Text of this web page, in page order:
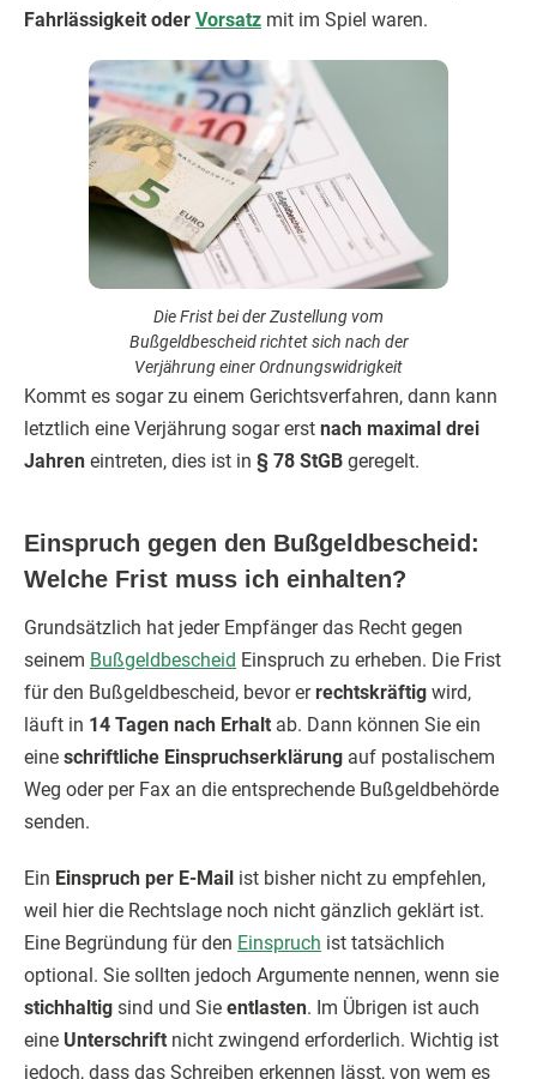
Fahrlässigkeit oder Vorsatz mit im Spiel waren.
Die Frist bei der Zustellung vom
Bußgeldbescheid richtet sich nach der
Verjährung einer Ordnungswidrigkeit
Kommt es sogar zu einem Gerichtsverfahren, dann kann
letztlich eine Verjährung sogar erst nach maximal drei
Jahren eintreten, dies ist in § 78 StGB geregelt.
Einspruch gegen den Bußgeldbescheid:
Welche Frist muss ich einhalten?
Grundsätzlich hat jeder Empfänger das Recht gegen
seinem Bußgeldbescheid Einspruch zu erheben. Die Frist
für den Bußgeldbescheid, bevor errechtskräftig wird,
läuft in 14 Tagen nach Erhalt ab. Dann können Sie ein
eine schriftliche Einspruchserklärung auf postalischem
Weg oder per Fax an die entsprechende Bußgeldbehörde
senden.
Ein Einspruch per E-Mail ist bisher nicht zu empfehlen,
weil hier die Rechtslage noch nicht gänzlich geklärt ist.
Eine Begründung für den Einspruch ist tatsächlich
optional. Sie sollten jedoch Argumente nennen, wenn sie
stichhaltig sind und Sie entlasten. Im Übrigen ist auch
eine Unterschrift nicht zwingend erforderlich. Wichtig ist
jedoch, dass das Schreiben erkennen lässt, von wem es